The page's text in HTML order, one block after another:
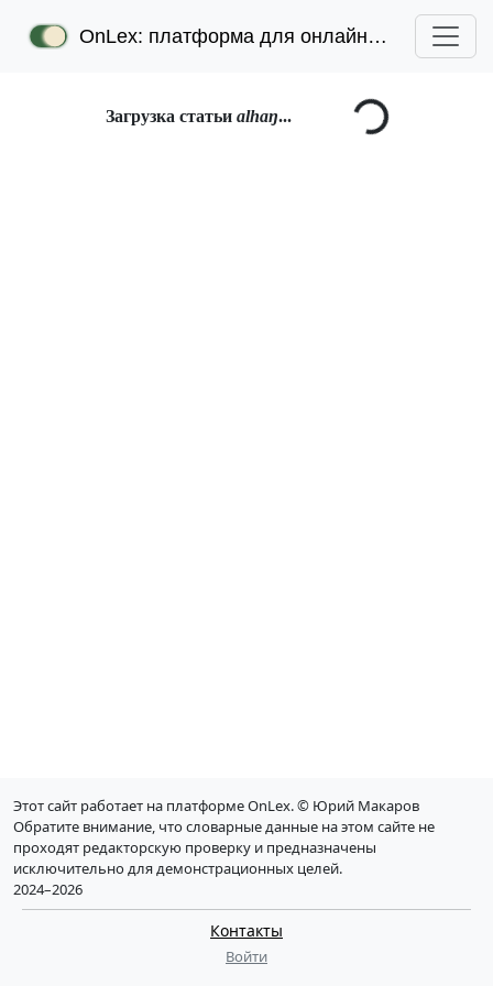
OnLex: платформа для онлайн-лексикографии
Загрузка статьи alhaŋ...
Этот сайт работает на платформе OnLex. © Юрий Макаров
Обратите внимание, что словарные данные на этом сайте не
проходят редакторскую проверку и предназначены
исключительно для демонстрационных целей.
2024–2026
Контакты
Войти